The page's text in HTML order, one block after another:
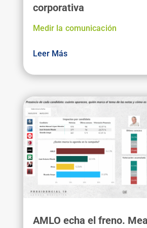
corporativa
Medir la comunicación
Leer Más
AMLO echa el freno.